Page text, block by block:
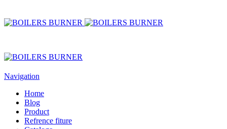
Navigation
Home
Blog
Product
Refrence fiture